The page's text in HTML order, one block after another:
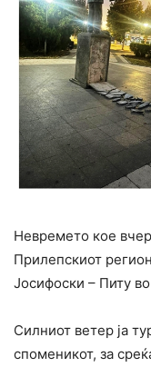
Невремето кое
Прилепскиот
Јосифоски – Питу
Силниот ветер ја
споменикот, за